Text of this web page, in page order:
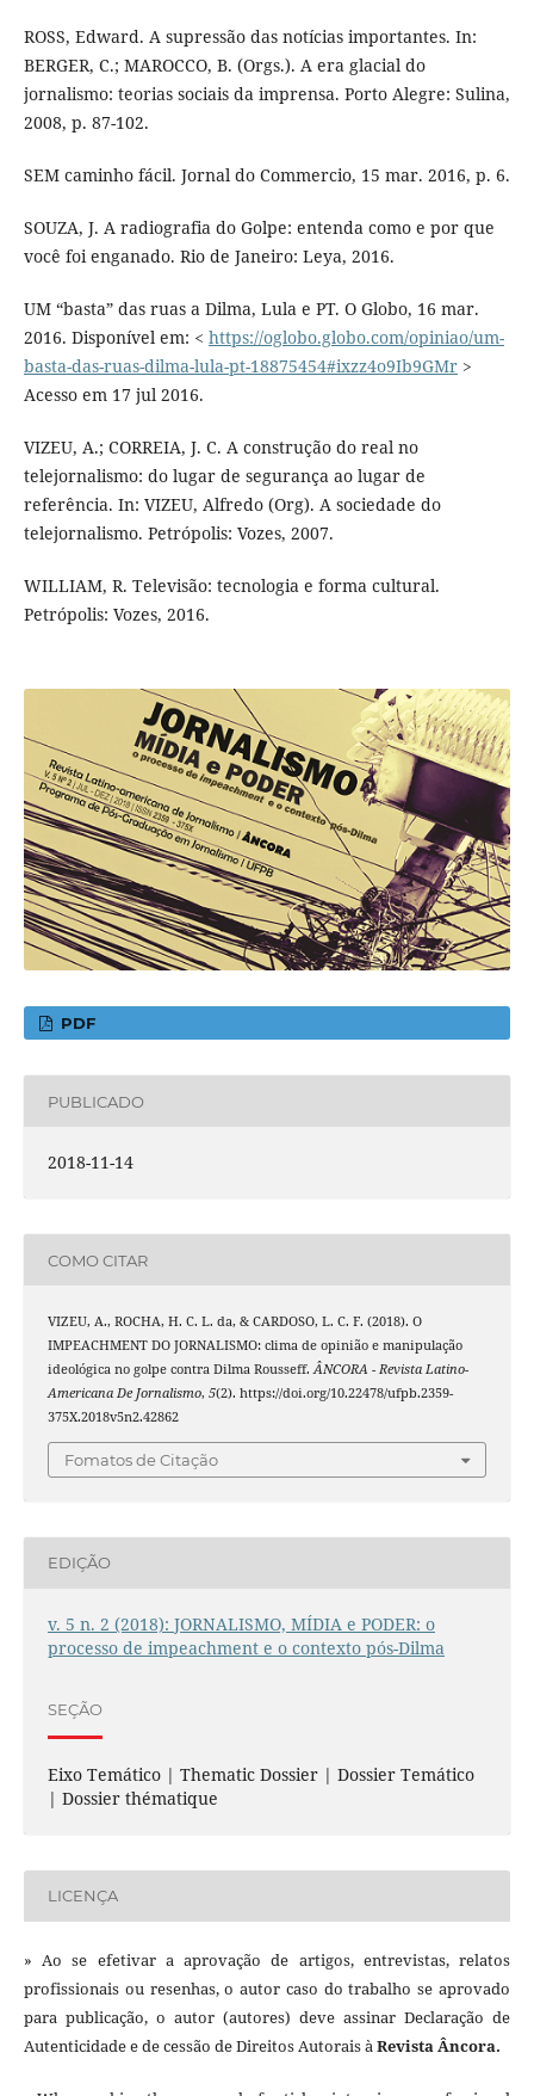
ROSS, Edward. A supressão das notícias importantes. In:
BERGER, C.; MAROCCO, B. (Orgs.). A era glacial do
jornalismo: teorias sociais da imprensa. Porto Alegre: Sulina,
2008, p. 87-102.
SEM caminho fácil. Jornal do Commercio, 15 mar. 2016, p. 6.
SOUZA, J. A radiografia do Golpe: entenda como e por que
você foi enganado. Rio de Janeiro: Leya, 2016.
UM “basta” das ruas a Dilma, Lula e PT. O Globo, 16 mar.
2016. Disponível em: < https://oglobo.globo.com/opiniao/um-
basta-das-ruas-dilma-lula-pt-18875454#ixzz4o9Ib9GMr>
Acesso em 17 jul 2016.
VIZEU, A.; CORREIA, J. C. A construção do real no
telejornalismo: do lugar de segurança ao lugar de
referência. In: VIZEU, Alfredo (Org). A sociedade do
telejornalismo. Petrópolis: Vozes, 2007.
WILLIAM, R. Televisão: tecnologia e forma cultural.
Petrópolis: Vozes, 2016.
PDF
PUBLICADO
2018-11-14
COMO CITAR
VIZEU, A., ROCHA, H. C. L. da, & CARDOSO, L. C. F. (2018). O
IMPEACHMENT DO JORNALISMO: clima de opinião e manipulação
ideológica no golpe contra Dilma Rousseff.ÂNCORA - Revista Latino-
Americana De Jornalismo, 5(2). https://doi.org/10.22478/ufpb.2359-
375X.2018v5n2.42862
Fomatos de Citação
EDIÇÃO
v. 5 n. 2 (2018): JORNALISMO, MÍDIA e PODER: o
processo de impeachment e o contexto pós-Dilma
SEÇÃO
Eixo Temático | Thematic Dossier | Dossier Temático
| Dossier thématique
LICENÇA
» Ao se efetivar a aprovação de artigos, entrevistas, relatos
profissionais ou resenhas, o autor caso do trabalho se aprovado
para publicação, o autor (autores) deve assinar Declaração de
Autenticidade e de cessão de Direitos Autorais àRevista Âncora.